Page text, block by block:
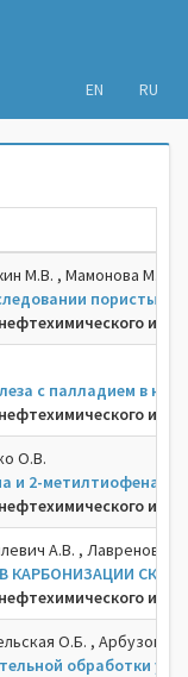
EN RU
М.В. , Мамонова М.В.
пористых
и
с палладием в
и
О.В.
и 2-метилтиофена на
и
А.В. , Лавренов А.В.
КАРБОНИЗАЦИИ
и
О.Б. , Арбузов
обработки